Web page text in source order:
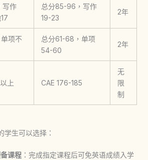
写作
总分85-96，写作
19-23
2年
项不
总分61-68，单项
54-60
2年
上 CAE 176-185
无
限
制
学生可以选择：
课程：完成指定课程后可免英语成绩入学